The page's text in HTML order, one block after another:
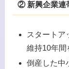
② 新興企業連
スタートア
維持10年間
倒産した中